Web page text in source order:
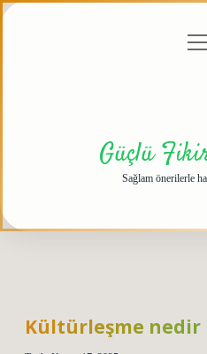
Güçlü
Sağlam önerilerle
Kültürleşme nedir